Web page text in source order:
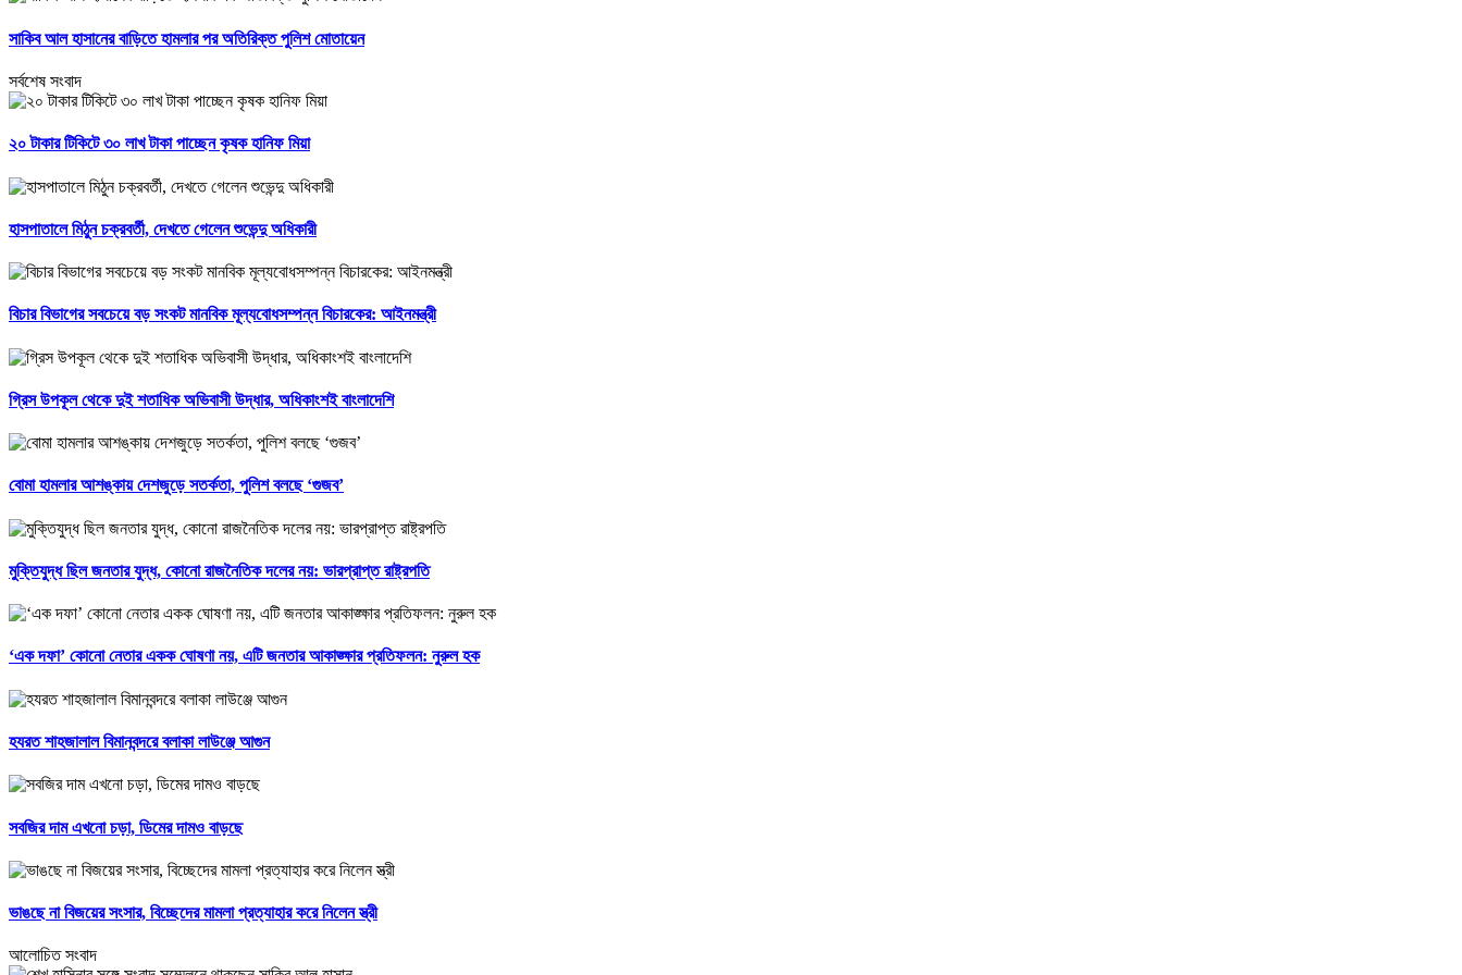
সাকিব আল হাসানের বাড়িতে হামলার পর অতিরিক্ত পুলিশ মোতায়েন
সর্বশেষ সংবাদ
২০ টাকার টিকিটে ৩০ লাখ টাকা পাচ্ছেন কৃষক হানিফ মিয়া
হাসপাতালে মিঠুন চক্রবর্তী, দেখতে গেলেন শুভেন্দু অধিকারী
বিচার বিভাগের সবচেয়ে বড় সংকট মানবিক মূল্যবোধসম্পন্ন বিচারকের: আইনমন্ত্রী
গ্রিস উপকূল থেকে দুই শতাধিক অভিবাসী উদ্ধার, অধিকাংশই বাংলাদেশি
বোমা হামলার আশঙ্কায় দেশজুড়ে সতর্কতা, পুলিশ বলছে ‘গুজব’
মুক্তিযুদ্ধ ছিল জনতার যুদ্ধ, কোনো রাজনৈতিক দলের নয়: ভারপ্রাপ্ত রাষ্ট্রপতি
‘এক দফা’ কোনো নেতার একক ঘোষণা নয়, এটি জনতার আকাঙ্ক্ষার প্রতিফলন: নুরুল হক
হযরত শাহজালাল বিমানবন্দরে বলাকা লাউঞ্জে আগুন
সবজির দাম এখনো চড়া, ডিমের দামও বাড়ছে
ভাঙছে না বিজয়ের সংসার, বিচ্ছেদের মামলা প্রত্যাহার করে নিলেন স্ত্রী
আলোচিত সংবাদ